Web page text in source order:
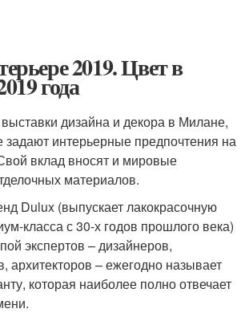
2019. Цвет в
года
дизайна и декора в Милане,
интерьерные предпочтения на
вклад вносят и мировые
материалов.
Dulux (выпускает лакокрасочную
класса с 30-х годов прошлого века)
экспертов – дизайнеров,
архитекторов – ежегодно называет
которая наиболее полно отвечает